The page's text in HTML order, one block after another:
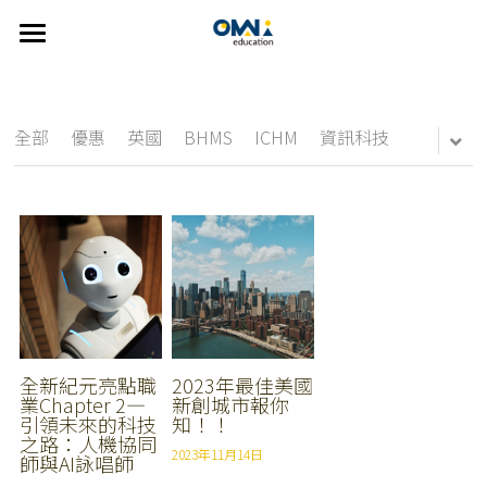
關於我們
關於我們
我們的服務
FAQ
選擇國家
澳洲
紐西蘭
美國
歐洲
👍🏻 推薦方案
精選課程
主題遊學方案
線上說明會
英語學習輔導
英語家教
雅思考試相關
搜索
繁體中文
全部 優惠 英國 BHMS ICHM 資訊科技
全新紀元亮點職
業Chapter 2—
引領未來的科技
之路：人機協同
師與AI詠唱師
2023年最佳美國
新創城市報你
知！！
2023年11月14日
部落格分類
new
CDU
雅思
Johns Hopkins University
UTAS
SUT
Bond University